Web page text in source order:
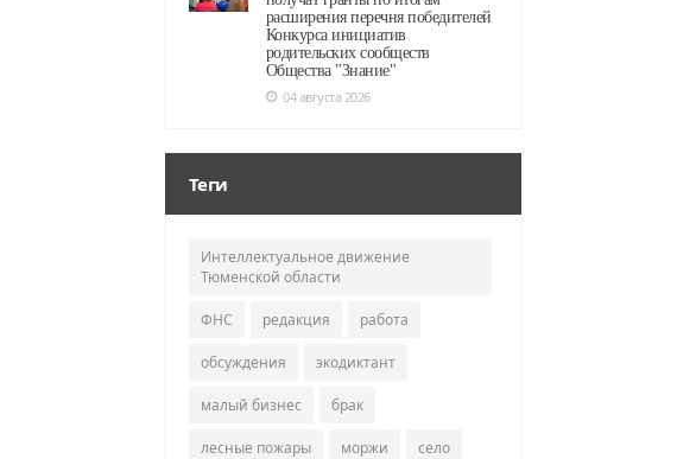
расширения перечня победителей
Конкурса инициатив
родительских сообществ
Общества "Знание"
04 августа 2026
Теги
Интеллектуальное движение
Тюменской области
ФНС редакция работа
обсуждения экодиктант
малый бизнес брак
лесные пожары моржи село